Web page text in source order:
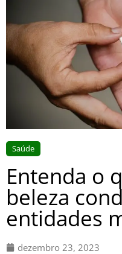
Saúde
Entenda o
beleza
entidades
dezembro 23, 2023